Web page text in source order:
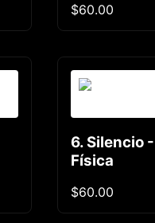
$60.00
6. Silencio
Física
$60.00